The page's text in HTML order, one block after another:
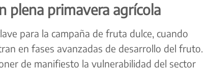
plena primavera agrícola
para la campaña de fruta dulce, cuando
en fases avanzadas de desarrollo del fruto.
de manifiesto la vulnerabilidad del sector